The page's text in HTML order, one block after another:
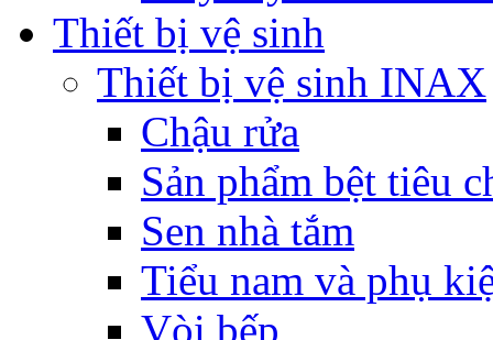
Thiết bị vệ sinh
Thiết bị vệ sinh INAX
Chậu rửa
Sản phẩm bệt tiêu
Sen nhà tắm
Tiểu nam và phụ
Vòi bếp